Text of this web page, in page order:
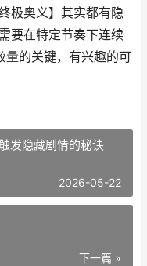
极奥义】其实都有隐
要在特定节奏下连续
量的关键，有兴趣的可
发隐藏剧情的秘诀
2026-05-22
下一篇 »